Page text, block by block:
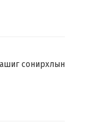
сонирхлын